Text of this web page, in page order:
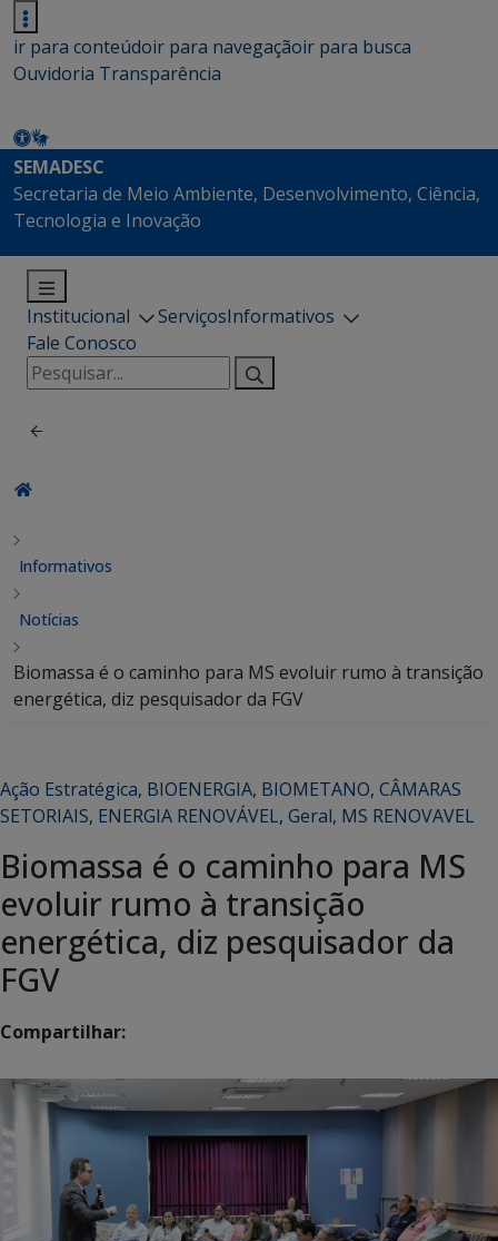
ir para conteúdoir para navegaçãoir para busca
Ouvidoria Transparência
SEMADESC
Secretaria de Meio Ambiente, Desenvolvimento, Ciência,
Tecnologia e Inovação
Institucional ServiçosInformativos
Fale Conosco
Pesquisar
por:
Informativos
Notícias
Biomassa é o caminho para MS evoluir rumo à transição
energética, diz pesquisador da FGV
Ação Estratégica, BIOENERGIA, BIOMETANO, CÂMARAS
SETORIAIS, ENERGIA RENOVÁVEL, Geral, MS RENOVAVEL
Biomassa é o caminho para MS
evoluir rumo à transição
energética, diz pesquisador da
FGV
Compartilhar: